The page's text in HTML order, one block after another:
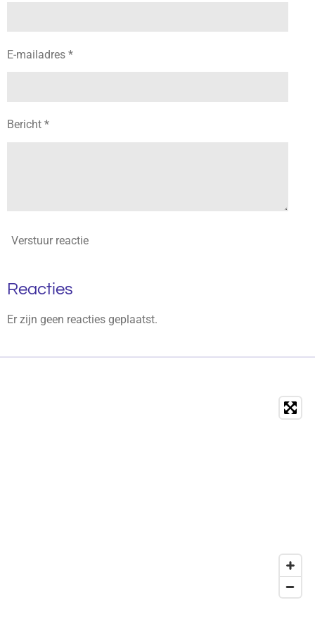
E-mailadres *
Bericht *
Verstuur reactie
Reacties
Er zijn geen reacties geplaatst.